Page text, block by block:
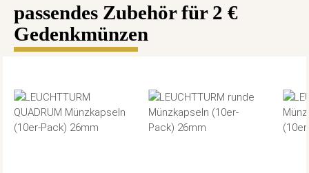
passendes Zubehör für 2 €
Gedenkmünzen